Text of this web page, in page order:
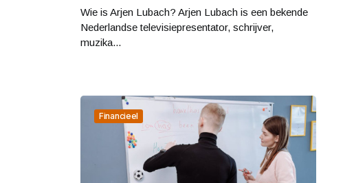
Wie is Arjen Lubach? Arjen Lubach is een bekende
Nederlandse televisiepresentator, schrijver,
muzika...
Financieel